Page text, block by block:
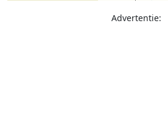
Advertentie: